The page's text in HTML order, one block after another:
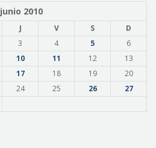
junio 2010
J V S
D
3 4 5
6
10 11 12
13
17 18 19
20
24 25 26
27